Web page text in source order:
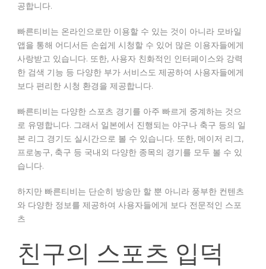
공합니다.
빠른티비는 온라인으로만 이용할 수 있는 것이 아니라 모바일
앱을 통해 어디서든 손쉽게 시청할 수 있어 많은 이용자들에게
사랑받고 있습니다. 또한, 사용자 친화적인 인터페이스와 강력
한 검색 기능 등 다양한 부가 서비스도 제공하여 사용자들에게
보다 편리한 시청 환경을 제공합니다.
빠른티비는 다양한 스포츠 경기를 아주 빠르게 중계하는 것으
로 유명합니다. 그래서 일본에서 진행되는 야구나 축구 등의 일
본 리그 경기도 실시간으로 볼 수 있습니다. 또한, 메이저 리그,
프로농구, 축구 등 국내외 다양한 종목의 경기를 모두 볼 수 있
습니다.
하지만 빠른티비는 단순히 방송만 할 뿐 아니라 풍부한 컨텐츠
와 다양한 정보를 제공하여 사용자들에게 보다 전문적인 스포
츠
친구의 스포츠 입덕